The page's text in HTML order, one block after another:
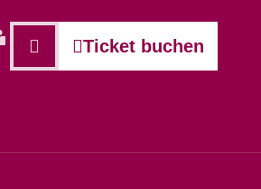
Leichte Sprache Deutsch
Ticket buchen